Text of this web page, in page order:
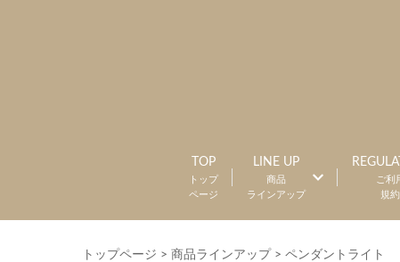
TOP
トップ
ページ
LINE UP
商品
ラインアップ
ご利
規約
トップページ > 商品ラインアップ > ペンダントライト